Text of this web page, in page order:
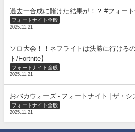
過去一合成に賭けた結果が！？ #フォー
フォートナイト全般
2025.11.21
ソロ大会！！ネフライトは決勝に行ける
ト/Fortnite】
フォートナイト全般
2025.11.21
おバカウォーズ - フォートナイト | ザ・シ
フォートナイト全般
2025.11.21